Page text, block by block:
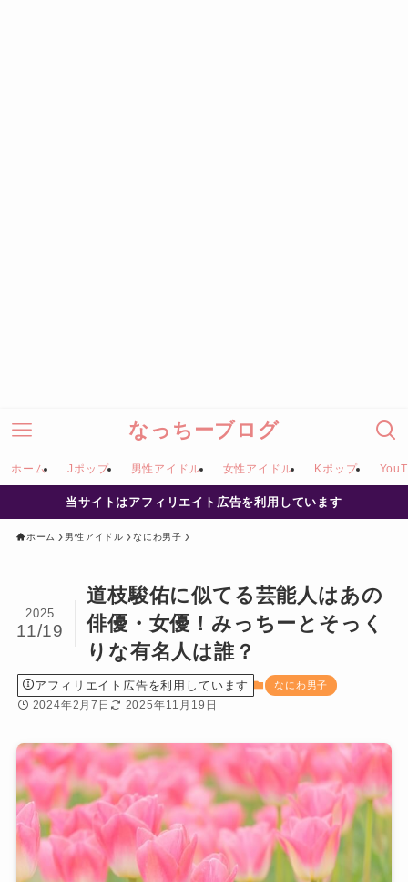
なっちーブログ
ホーム Jポップ 男性アイドル 女性アイドル Kポップ
当サイトはアフィリエイト広告を利用しています
ホーム 男性アイドル なにわ男子
道枝駿佑に似てる芸能人はあの
俳優・女優！みっちーとそっく
りな有名人は誰？
2025
11/19
アフィリエイト広告を利用しています なにわ男子
2024年2月7日 2025年11月19日